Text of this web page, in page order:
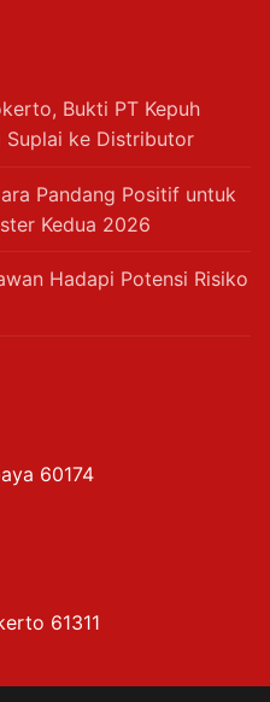
Bukti PT Kepuh
Suplai ke Distributor
Pandang Positif untuk
Kedua 2026
Hadapi Potensi Risiko
60174
61311